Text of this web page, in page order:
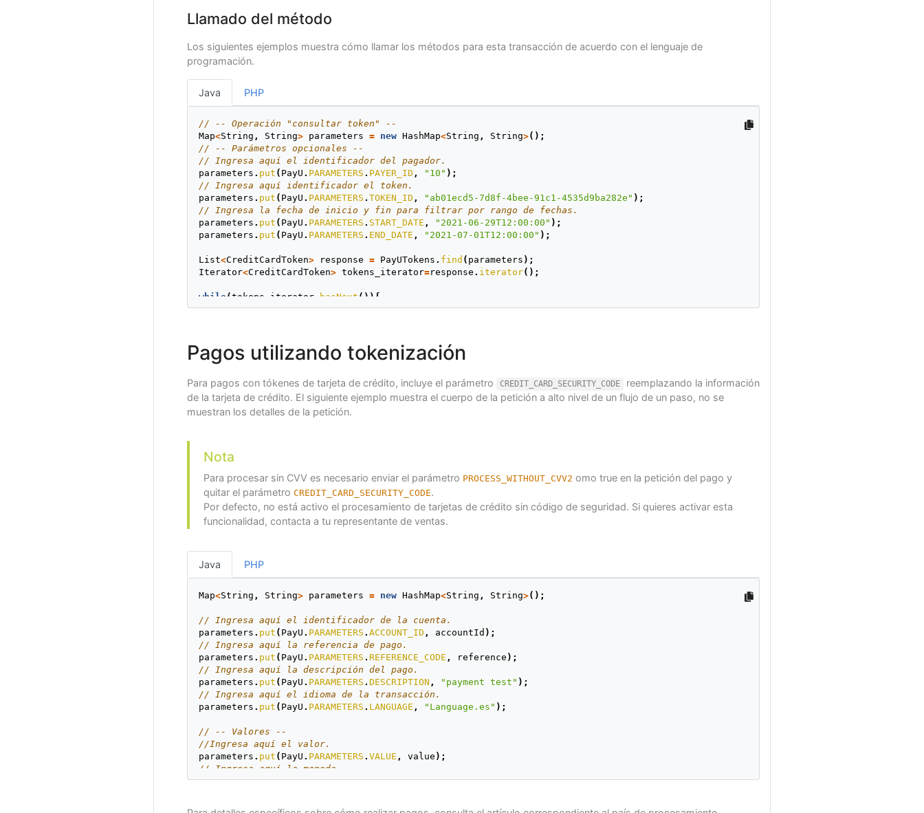
Llamado del método
Los siguientes ejemplos muestra cómo llamar los métodos para esta transacción de acuerdo con el lenguaje de
programación.
Java PHP
// -- Operación "consultar token" --
Map<String , String> parameters = new HashMap<String , String>();
// -- Parámetros opcionales --
// Ingresa aquí el identificador del pagador.
parameters . put ( PayU . PARAMETERS . PAYER_ID , "10" );
// Ingresa aquí identificador el token.
parameters . put ( PayU . PARAMETERS . TOKEN_ID , "ab01ecd5-7d8f-4bee-91c1-4535d9ba282e" );
// Ingresa la fecha de inicio y fin para filtrar por rango de fechas.
parameters . put ( PayU . PARAMETERS . START_DATE , "2021-06-29T12:00:00" );
parameters . put ( PayU . PARAMETERS . END_DATE , "2021-07-01T12:00:00" );
List<CreditCardToken> response = PayUTokens . find ( parameters );
Iterator<CreditCardToken> tokens_iterator=response . iterator();
while (tokens_iterator hasNext ()){
CreditCardToken token= (CreditCardToken) tokens_iterator.next();
token
. getMaskedNumber();
token
.getPayerId();
token.getPaymentMethod();
}
Pagos utilizando tokenización
Para pagos con tókenes de tarjeta de crédito, incluye el parámetro CREDIT_CARD_SECURITY_CODE
reemplazando la información
de la tarjeta de crédito. El siguiente ejemplo muestra el cuerpo de la petición a alto nivel de un flujo de un paso, no se
muestran los detalles de la petición.
Nota
Para procesar sin CVV es necesario enviar el parámetro PROCESS_WITHOUT_CVV2 omo true en la petición del pago y
quitar el parámetro CREDIT_CARD_SECURITY_CODE.
Por defecto, no está activo el procesamiento de tarjetas de crédito sin código de seguridad. Si quieres activar esta
funcionalidad, contacta a tu representante de ventas.
Java PHP
Map<String , String> parameters = new HashMap<String , String>();
// Ingresa aquí el identificador de la cuenta.
parameters . put ( PayU . PARAMETERS . ACCOUNT_ID , accountId );
// Ingresa aquí la referencia de pago.
parameters . put ( PayU . PARAMETERS . REFERENCE_CODE , reference );
// Ingresa aquí la descripción del pago.
parameters . put ( PayU . PARAMETERS . DESCRIPTION , "payment test" );
// Ingresa aquí el idioma de la transacción.
parameters . put ( PayU . PARAMETERS . LANGUAGE , "Language.es" );
// -- Valores --
//Ingresa aquí el valor.
parameters . put ( PayU . PARAMETERS . VALUE , value );
// Ingresa aquí la moneda.
parameters.put(PayU.PARAMETERS.CURRENCY, currency);
// -- Comprador --